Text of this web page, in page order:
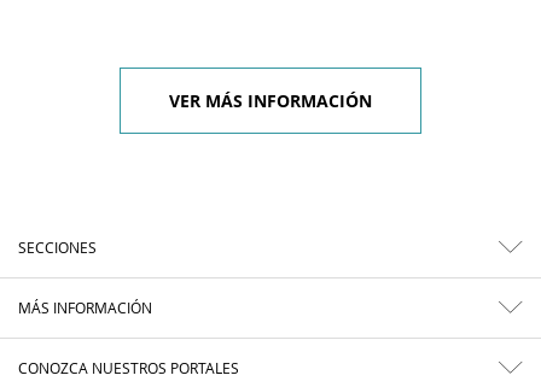
VER MÁS INFORMACIÓN
SECCIONES
MÁS INFORMACIÓN
CONOZCA NUESTROS PORTALES